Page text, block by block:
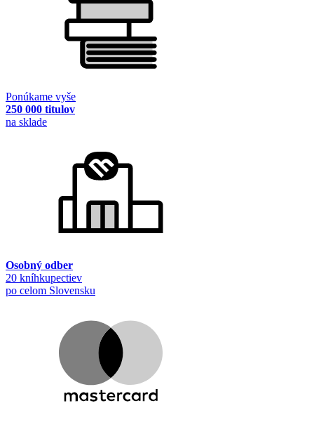
Ponúkame vyše
250 000 titulov
na sklade
Osobný odber
20 kníhkupectiev
po celom Slovensku